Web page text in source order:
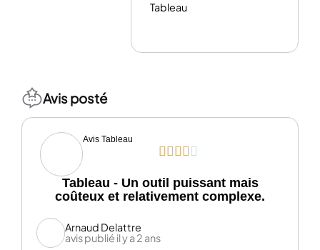
Tableau
Avis posté
Avis Tableau
    
Tableau - Un outil puissant mais
coûteux et relativement complexe.
Arnaud Delattre
avis publié il y a 2 ans